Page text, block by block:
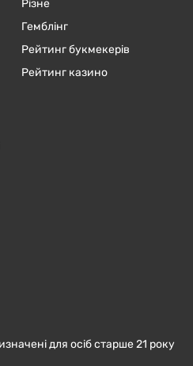
Різне
Гемблінг
Рейтинг букмекерів
Рейтинг казино
для осіб старше 21 року